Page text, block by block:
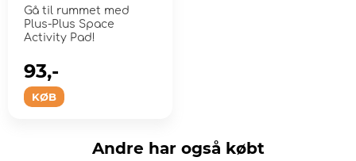
Gå til rummet med
Plus-Plus Space
Activity Pad!
KØB
93,-
Andre har også købt